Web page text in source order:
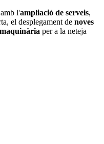
l'ampliació de serveis,
el desplegament de noves
per a la neteja